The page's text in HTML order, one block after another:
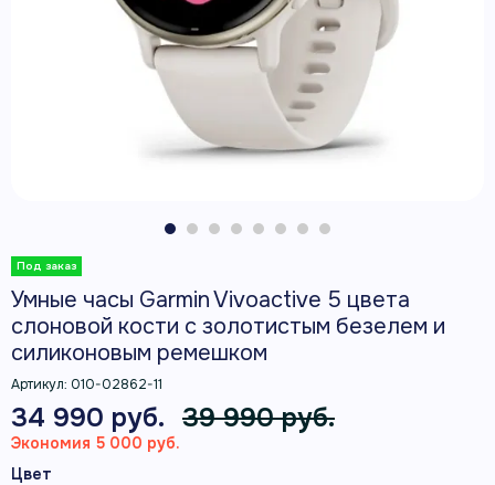
Умные часы Garmin Vivoactive 5 цвета
слоновой кости с золотистым безелем и
силиконовым ремешком
Артикул: 010-02862-11
34 990 руб. 39 990 руб.
Экономия 5 000 руб.
Цвет